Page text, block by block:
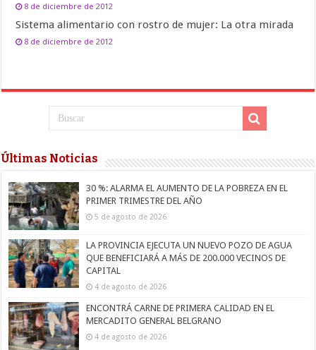
8 de diciembre de 2012
Sistema alimentario con rostro de mujer: La otra mirada
8 de diciembre de 2012
Últimas Noticias
30 %: ALARMA EL AUMENTO DE LA POBREZA EN EL
PRIMER TRIMESTRE DEL AÑO
5 de agosto de 2026
LA PROVINCIA EJECUTA UN NUEVO POZO DE AGUA
QUE BENEFICIARÁ A MÁS DE 200.000 VECINOS DE
CAPITAL
4 de agosto de 2026
ENCONTRÁ CARNE DE PRIMERA CALIDAD EN EL
MERCADITO GENERAL BELGRANO
4 de agosto de 2026